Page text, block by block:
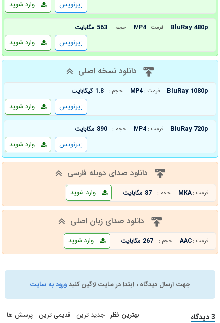
وارد شوید زیرنویس
BluRay 480p فرمت : MP4 حجم : 563 مگابایت
وارد شوید زیرنویس
دانلود نسخه اصلی
BluRay 1080p فرمت : MP4 حجم : 1.8 گیگابایت
وارد شوید زیرنویس
BluRay 720p فرمت : MP4 حجم : 890 مگابایت
وارد شوید زیرنویس
دانلود صدای دوبله فارسی
فرمت : MKA حجم : 87 مگابایت وارد شوید
دانلود صدای زبان اصلی
فرمت : AAC حجم : 267 مگابایت وارد شوید
جهت ارسال دیدگاه ، ابتدا در سایت لاگین کنیدورود به سایت
3 دیدگاه بهترین نظر جدید ترین قدیمی ترین پرسش ها